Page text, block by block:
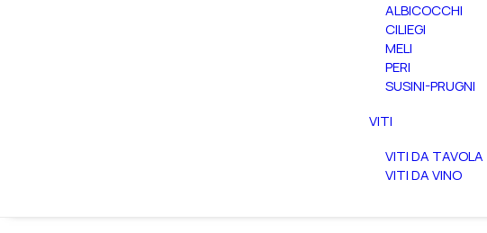
ALBICOCCHI
CILIEGI
MELI
PERI
SUSINI-PRUGNI
VITI
VITI DA TAVOLA
VITI DA VINO